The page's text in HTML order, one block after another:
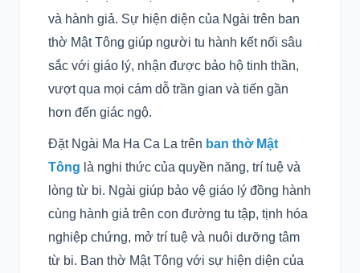
và hành giả. Sự hiện diện của Ngài trên ban
thờ Mật Tông giúp người tu hành kết nối sâu
sắc với giáo lý, nhận được bảo hộ tinh thần,
vượt qua mọi cám dỗ trần gian và tiến gần
hơn đến giác ngộ.
Đặt Ngài Ma Ha Ca La trên ban thờ Mật
Tông là nghi thức của quyền năng, trí tuệ và
lòng từ bi. Ngài giúp bảo vệ giáo lý đồng hành
cùng hành giả trên con đường tu tập, tịnh hóa
nghiệp chứng, mở trí tuệ và nuôi dưỡng tâm
từ bi. Ban thờ Mật Tông với sự hiện diện của